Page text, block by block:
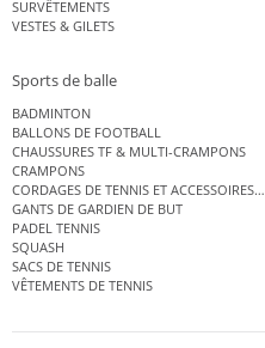
SURVÊTEMENTS
VESTES & GILETS
Sports de balle
BADMINTON
BALLONS DE FOOTBALL
CHAUSSURES TF & MULTI-CRAMPONS
CRAMPONS
CORDAGES DE TENNIS ET ACCESSOIRES
GANTS DE GARDIEN DE BUT
PADEL TENNIS
SQUASH
SACS DE TENNIS
VÊTEMENTS DE TENNIS